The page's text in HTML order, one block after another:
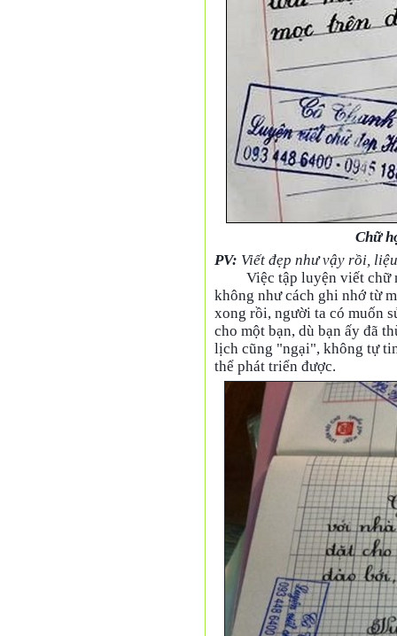
Chữ
PV: Viết đẹp như vậy rồi,
Việc tập luyện viết chữ
không như cách ghi nhớ từ
xong rồi, người ta có muốn
cho một bạn, dù bạn ấy đã
lịch cũng "ngại", không tự
thể phát triển được.